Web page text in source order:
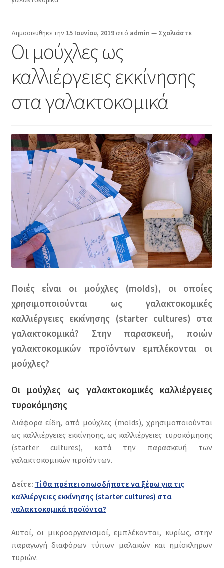
Δημοσιεύθηκε την 15 Ιουνίου, 2019 από admin — Σχολιάστε
Οι μούχλες ως
καλλιέργειες εκκίνησης
στα γαλακτοκομικά
Ποιές είναι οι μούχλες (molds), οι οποίες
χρησιμοποιούνται ως γαλακτοκομικές
καλλιέργειες εκκίνησης (starter cultures) στα
γαλακτοκομικά? Στην παρασκευή, ποιών
γαλακτοκομικών προϊόντων εμπλέκονται οι
μούχλες?
Οι μούχλες ως γαλακτοκομικές καλλιέργειες
τυροκόμησης
Διάφορα είδη, από μούχλες (molds), χρησιμοποιούνται
ως καλλιέργειες εκκίνησης, ως καλλιέργειες τυροκόμησης
(starter cultures), κατά την παρασκευή των
γαλακτοκομικών προϊόντων.
Δείτε: Τί θα πρέπει οπωσδήποτε να ξέρω για τις
καλλιέργειες εκκίνησης (starter cultures) στα
γαλακτοκομικά προϊόντα?
Αυτοί, οι μικροοργανισμοί, εμπλέκονται, κυρίως, στην
παραγωγή διαφόρων τύπων μαλακών και ημίσκληρων
τυριών.